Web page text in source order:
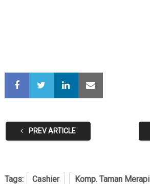
PREV ARTICLE
Tags: Cashier Komp. Taman Merapi